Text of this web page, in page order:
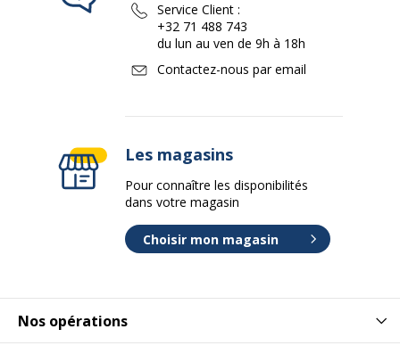
Nos opérations
Service Client :
+32 71 488 743
du lun au ven de 9h à 18h
Contactez-nous par email
Les magasins
Pour connaître les disponibilités
dans votre magasin
Choisir mon magasin